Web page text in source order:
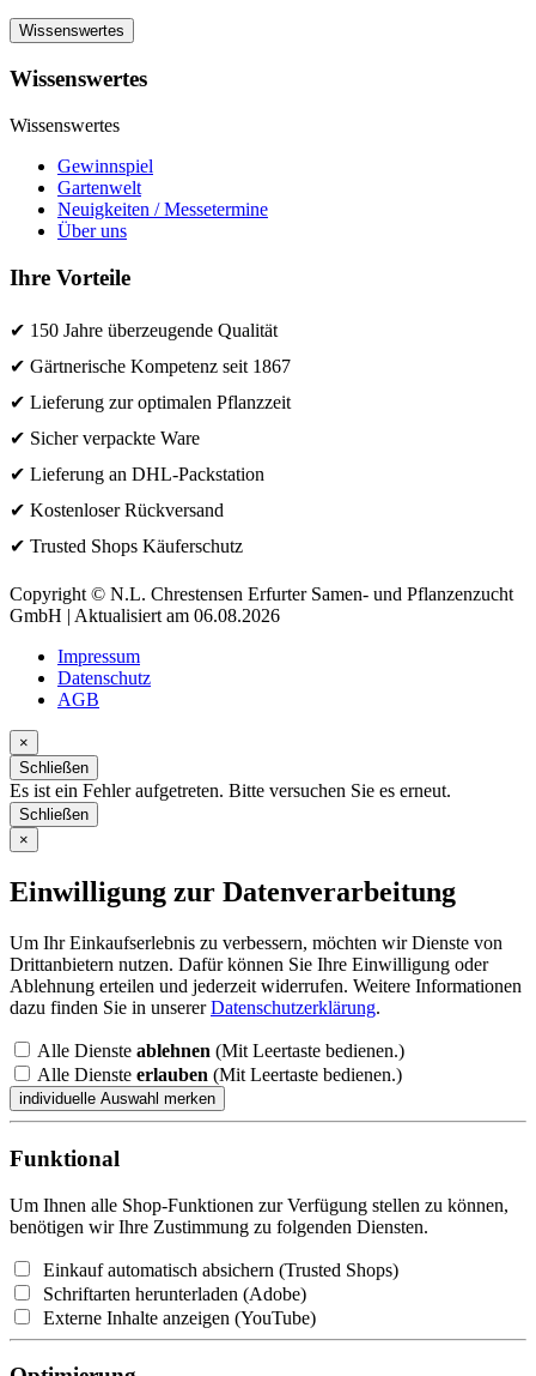
Wissenswertes
Wissenswertes
Wissenswertes
Gewinnspiel
Gartenwelt
Neuigkeiten / Messetermine
Über uns
Ihre Vorteile
✔ 150 Jahre überzeugende Qualität
✔ Gärtnerische Kompetenz seit 1867
✔ Lieferung zur optimalen Pflanzzeit
✔ Sicher verpackte Ware
✔ Lieferung an DHL-Packstation
✔ Kostenloser Rückversand
✔ Trusted Shops Käuferschutz
Copyright © N.L. Chrestensen Erfurter Samen- und Pflanzenzucht
GmbH | Aktualisiert am 06.08.2026
Impressum
Datenschutz
AGB
×
Schließen
Es ist ein Fehler aufgetreten. Bitte versuchen Sie es erneut.
Schließen
×
Einwilligung zur Datenverarbeitung
Um Ihr Einkaufserlebnis zu verbessern, möchten wir Dienste von
Drittanbietern nutzen. Dafür können Sie Ihre Einwilligung oder
Ablehnung erteilen und jederzeit widerrufen. Weitere Informationen
dazu finden Sie in unsererDatenschutzerklärung.
Alle Dienste ablehnen (Mit Leertaste bedienen.)
Alle Dienste erlauben (Mit Leertaste bedienen.)
Funktional
Um Ihnen alle Shop-Funktionen zur Verfügung stellen zu können,
benötigen wir Ihre Zustimmung zu folgenden Diensten.
Einkauf automatisch absichern (Trusted Shops)
Schriftarten herunterladen (Adobe)
Externe Inhalte anzeigen (YouTube)